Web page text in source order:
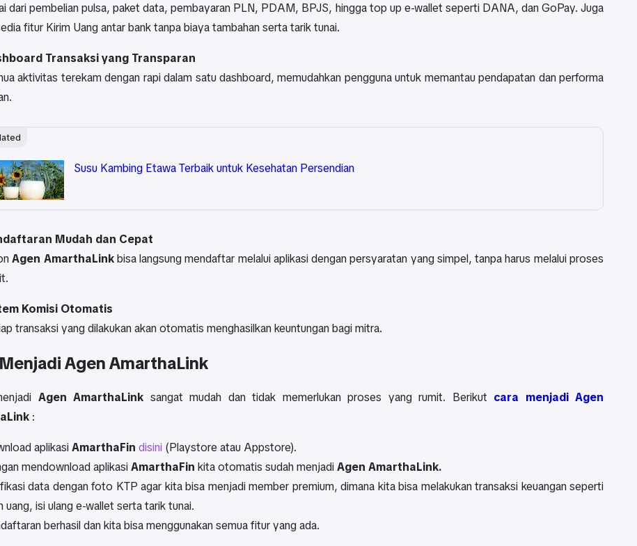
dari pembelian pulsa, paket data, pembayaran PLN, PDAM, BPJS, hingga top up e-wallet seperti DANA, dan GoPay. Juga
fitur Kirim Uang antar bank tanpa biaya tambahan serta tarik tunai.
Transaksi yang Transparan
aktivitas terekam dengan rapi dalam satu dashboard, memudahkan pengguna untuk memantau pendapatan dan performa
Susu Kambing Etawa Terbaik untuk Kesehatan Persendian
Mudah dan Cepat
Agen AmarthaLinkbisa langsung mendaftar melalui aplikasi dengan persyaratan yang simpel, tanpa harus melalui proses
Komisi Otomatis
transaksi yang dilakukan akan otomatis menghasilkan keuntungan bagi mitra.
Agen AmarthaLink
Agen AmarthaLink sangat mudah dan tidak memerlukan proses yang rumit. Berikut cara menjadi Agen
:
aplikasiAmarthaFin disini (Playstore atau Appstore).
mendownload aplikasiAmarthaFin kita otomatis sudah menjadiAgen AmarthaLink.
data dengan foto KTP agar kita bisa menjadi member premium, dimana kita bisa melakukan transaksi keuangan seperti
uang, isi ulang e-wallet serta tarik tunai.
berhasil dan kita bisa menggunakan semua fitur yang ada.